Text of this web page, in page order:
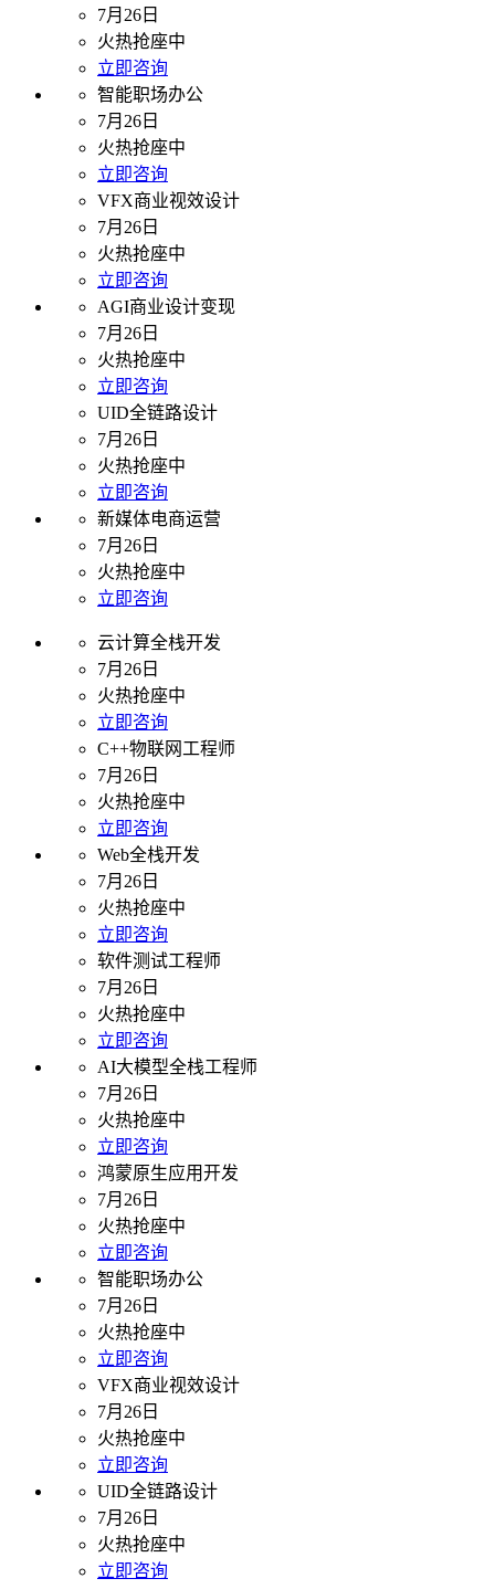
7月26日
火热抢座中
立即咨询
智能职场办公
7月26日
火热抢座中
立即咨询
VFX商业视效设计
7月26日
火热抢座中
立即咨询
AGI商业设计变现
7月26日
火热抢座中
立即咨询
UID全链路设计
7月26日
火热抢座中
立即咨询
新媒体电商运营
7月26日
火热抢座中
立即咨询
云计算全栈开发
7月26日
火热抢座中
立即咨询
C++物联网工程师
7月26日
火热抢座中
立即咨询
Web全栈开发
7月26日
火热抢座中
立即咨询
软件测试工程师
7月26日
火热抢座中
立即咨询
AI大模型全栈工程师
7月26日
火热抢座中
立即咨询
鸿蒙原生应用开发
7月26日
火热抢座中
立即咨询
智能职场办公
7月26日
火热抢座中
立即咨询
VFX商业视效设计
7月26日
火热抢座中
立即咨询
UID全链路设计
7月26日
火热抢座中
立即咨询